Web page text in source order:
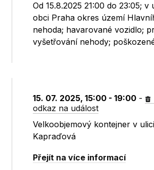
Od 15.8.2025 21:00 do 23:05;
obci Praha okres území
nehoda; havarované vozidlo;
vyšetřování nehody;
15. 07. 2025, 15:00 - 19:00 -
odkaz na událost
Velkoobjemový kontejner v
Kapraďová
Přejít na více informací